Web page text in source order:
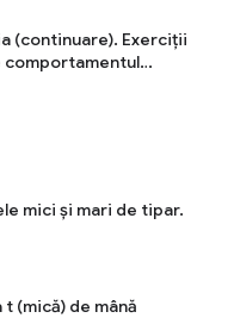
(continuare). Exerciții
mici și mari de tipar.
(mică) de mână